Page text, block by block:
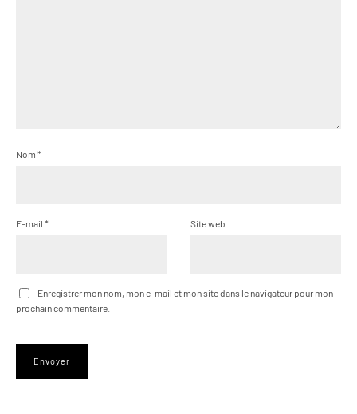
Nom *
E-mail * Site web
Enregistrer mon nom, mon e-mail et mon site dans le navigateur pour mon
prochain commentaire.